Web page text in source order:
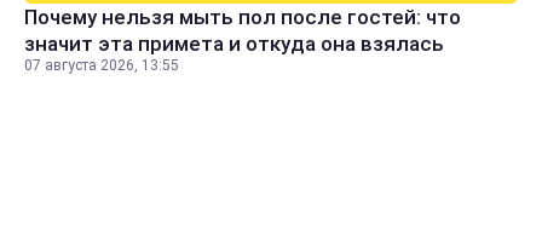
Почему нельзя мыть пол после гостей: что
значит эта примета и откуда она взялась
07 августа 2026, 13:55